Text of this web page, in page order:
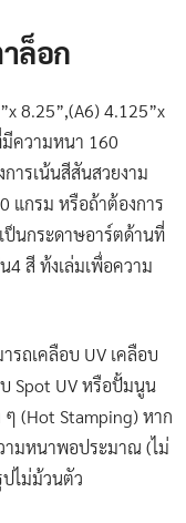
ล็อก
8.25”,(A6) 4.125”x
ความหนา 160
ารเน้นสีสันสวยงาม
แกรม หรือถ้าต้องการ
ป็นกระดาษอาร์ตด้านที่
สี ท้งเล่มเพื่อความ
รถเคลือบ UV เคลือบ
Spot UV หรือปั้มนูน
(Hot Stamping) หาก
ามหนาพอประมาณ (ไม่
ไม่ม้วนตัว